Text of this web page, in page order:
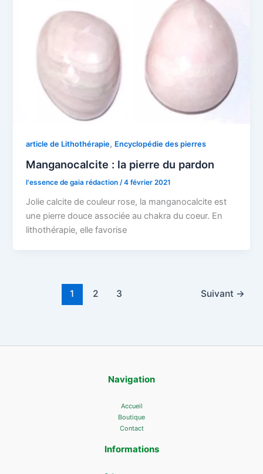
article de Lithothérapie, Encyclopédie des pierres
Manganocalcite : la pierre du pardon
l'essence de gaia rédaction/4 février 2021
Jolie calcite de couleur rose, la manganocalcite est
une pierre douce associée au chakra du coeur. En
lithothérapie, elle favorise
1 2 3 Suivant →
Navigation
Accueil
Boutique
Contact
Informations